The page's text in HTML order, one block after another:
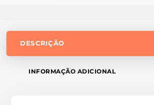
DESCRIÇÃO
INFORMAÇÃO ADICIONAL